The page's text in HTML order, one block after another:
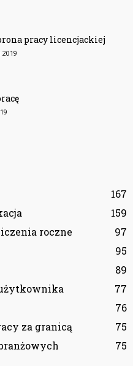
pracy licencjackiej
167
159
roczne
97
95
89
77
76
za granicą
75
75